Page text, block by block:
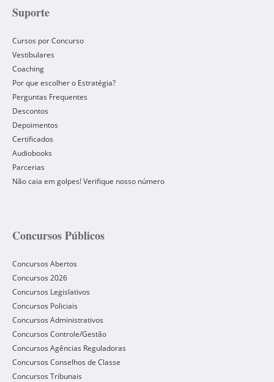
Suporte
Cursos por Concurso
Vestibulares
Coaching
Por que escolher o Estratégia?
Perguntas Frequentes
Descontos
Depoimentos
Certificados
Audiobooks
Parcerias
Não caia em golpes! Verifique nosso número
Concursos Públicos
Concursos Abertos
Concursos 2026
Concursos Legislativos
Concursos Policiais
Concursos Administrativos
Concursos Controle/Gestão
Concursos Agências Reguladoras
Concursos Conselhos de Classe
Concursos Tribunais